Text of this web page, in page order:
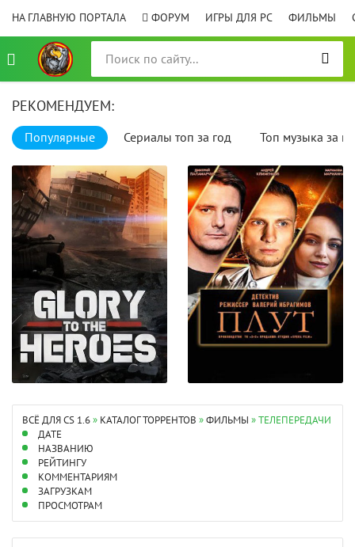
НА ГЛАВНУЮ ПОРТАЛА ФОРУМ ИГРЫ ДЛЯ PC ФИЛЬМЫ
РЕКОМЕНДУЕМ:
Популярные Сериалы топ за год Топ музыка за
ВСЁ ДЛЯ CS 1.6» КАТАЛОГ ТОРРЕНТОВ »ФИЛЬМЫ » ТЕЛЕПЕРЕДАЧИ
ДАТЕ
НАЗВАНИЮ
РЕЙТИНГУ
КОММЕНТАРИЯМ
ЗАГРУЗКАМ
ПРОСМОТРАМ